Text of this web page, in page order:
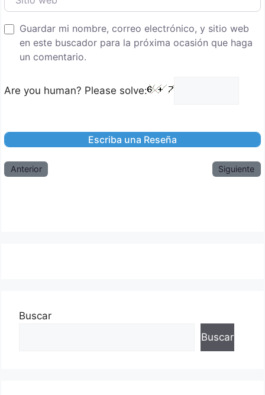
Guardar mi nombre, correo electrónico, y sitio web
en este buscador para la próxima ocasión que haga
un comentario.
Are you human? Please solve:
Anterior Siguiente
Buscar
Buscar